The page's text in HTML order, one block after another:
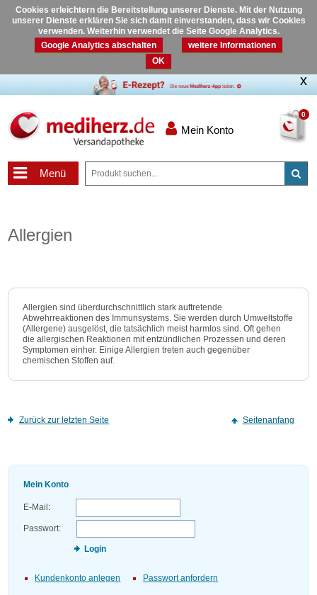
Cookies erleichtern die Bereitstellung unserer Dienste. Mit der Nutzung
unserer Dienste erklären Sie sich damit einverstanden, dass wir Cookies
verwenden. Weiterhin verwendet die Seite Google Analytics.
Google Analytics abschalten
weitere Informationen
OK
0
Mein Konto
Menü
Allergien
Allergien sind überdurchschnittlich stark auftretende
Abwehrreaktionen des Immunsystems. Sie werden durch Umweltstoffe
(Allergene) ausgelöst, die tatsächlich meist harmlos sind. Oft gehen
die allergischen Reaktionen mit entzündlichen Prozessen und deren
Symptomen einher. Einige Allergien treten auch gegenüber
chemischen Stoffen auf.
Zurück zur letzten Seite Seitenanfang
Mein Konto
E-Mail:
Passwort:
Login
Kundenkonto anlegen Passwort anfordern